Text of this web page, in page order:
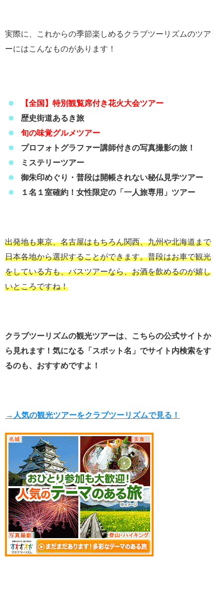
実際に、これからの季節楽しめるクラブツーリズムのツア
ーにはこんなものがあります！
【全国】特別観覧席付き花火大会ツアー
歴史街道あるき旅
旬の味覚グルメツアー
プロフォトグラファー講師付きの写真撮影の旅！
ミステリーツアー
御朱印めぐり・普段は開帳されない秘仏見学ツアー
１名１室確約！女性限定の「一人旅専用」ツアー
出発地も東京、名古屋はもちろん関西、九州や北海道まで
日本各地から選択することができます。普段はお車で観光
をしている方も、バスツアーなら、お酒を飲めるのが嬉し
いところですね！
クラブツーリズムの観光ツアーは、こちらの公式サイトか
ら見れます！気になる「スポット名」でサイト内検索をす
るのも、おすすめですよ！
→人気の観光ツアーをクラブツーリズムで見る！